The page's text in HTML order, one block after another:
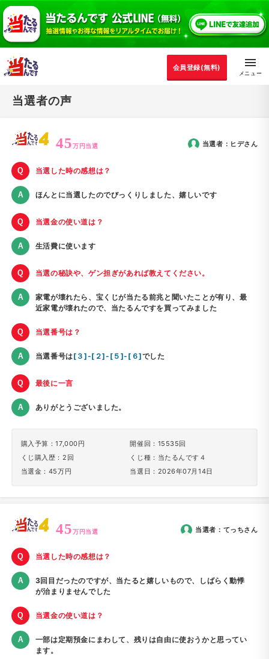
会員登録(無料)
当選者の声
45万円当選 当選者： ヒデさん
当選した時の感想は？
ほんとに当選したのでびっくりしました、嬉しいです
当選金の使い道は？
生活費に使います
当選の秘訣や、ゲン担ぎがあれば教えてください。
家電が壊れたら、宝くじが当たる前兆と聞いたことが有り、最
近家電が壊れたので、当たるんですを買ってみました
当選番号は？
当選番号は[３]-[２]-[５]-[６]でした
最後に一言
ありがとうございました。
購入予算：17,000円
くじ購入歴：2回
当選金：45万円
開催回：15535回
くじ種：当たるんです４
当選日：2026年07月14日
45万円当選 当選者： てっちさん
当選した時の感想は？
3回目だったのですが、当たると嬉しいもので、しばらく動悸
が治まりませんでした
当選金の使い道は？
一部は定期預金にまわして、残りは自由に使おうかと思ってい
ます。